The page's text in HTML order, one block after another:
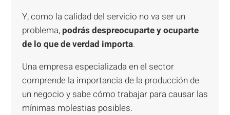
Y, como la calidad del servicio no va ser un
problema, podrás despreocuparte y ocuparte
de lo que de verdad importa.
Una empresa especializada en el sector
comprende la importancia de la producción de
un negocio y sabe cómo trabajar para causar las
mínimas molestias posibles.